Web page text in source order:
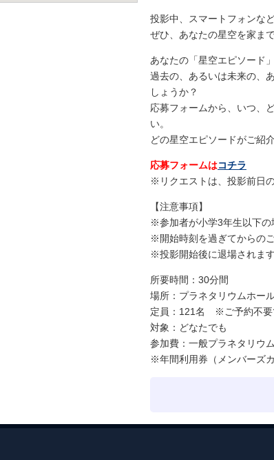
投影中、スマートフォンな
ぜひ、あなたの星空を家ま
あなたの「星空エピソード
過去の、あるいは未来の、
しょうか？
応募フォームから、いつ、
い。
どの星空エピソードがご紹
応募フォームはコチラ
※リクエストは、投影前日
【注意事項】
※参加者が小学3年生以下の
※開始時刻を過ぎてからの
※投影開始後に退場されま
所要時間：30分間
場所：プラネタリウムホー
定員：121名 ※ご予約不要
対象：どなたでも
参加費：一般プラネタリウ
※年間利用券（メンバーズ